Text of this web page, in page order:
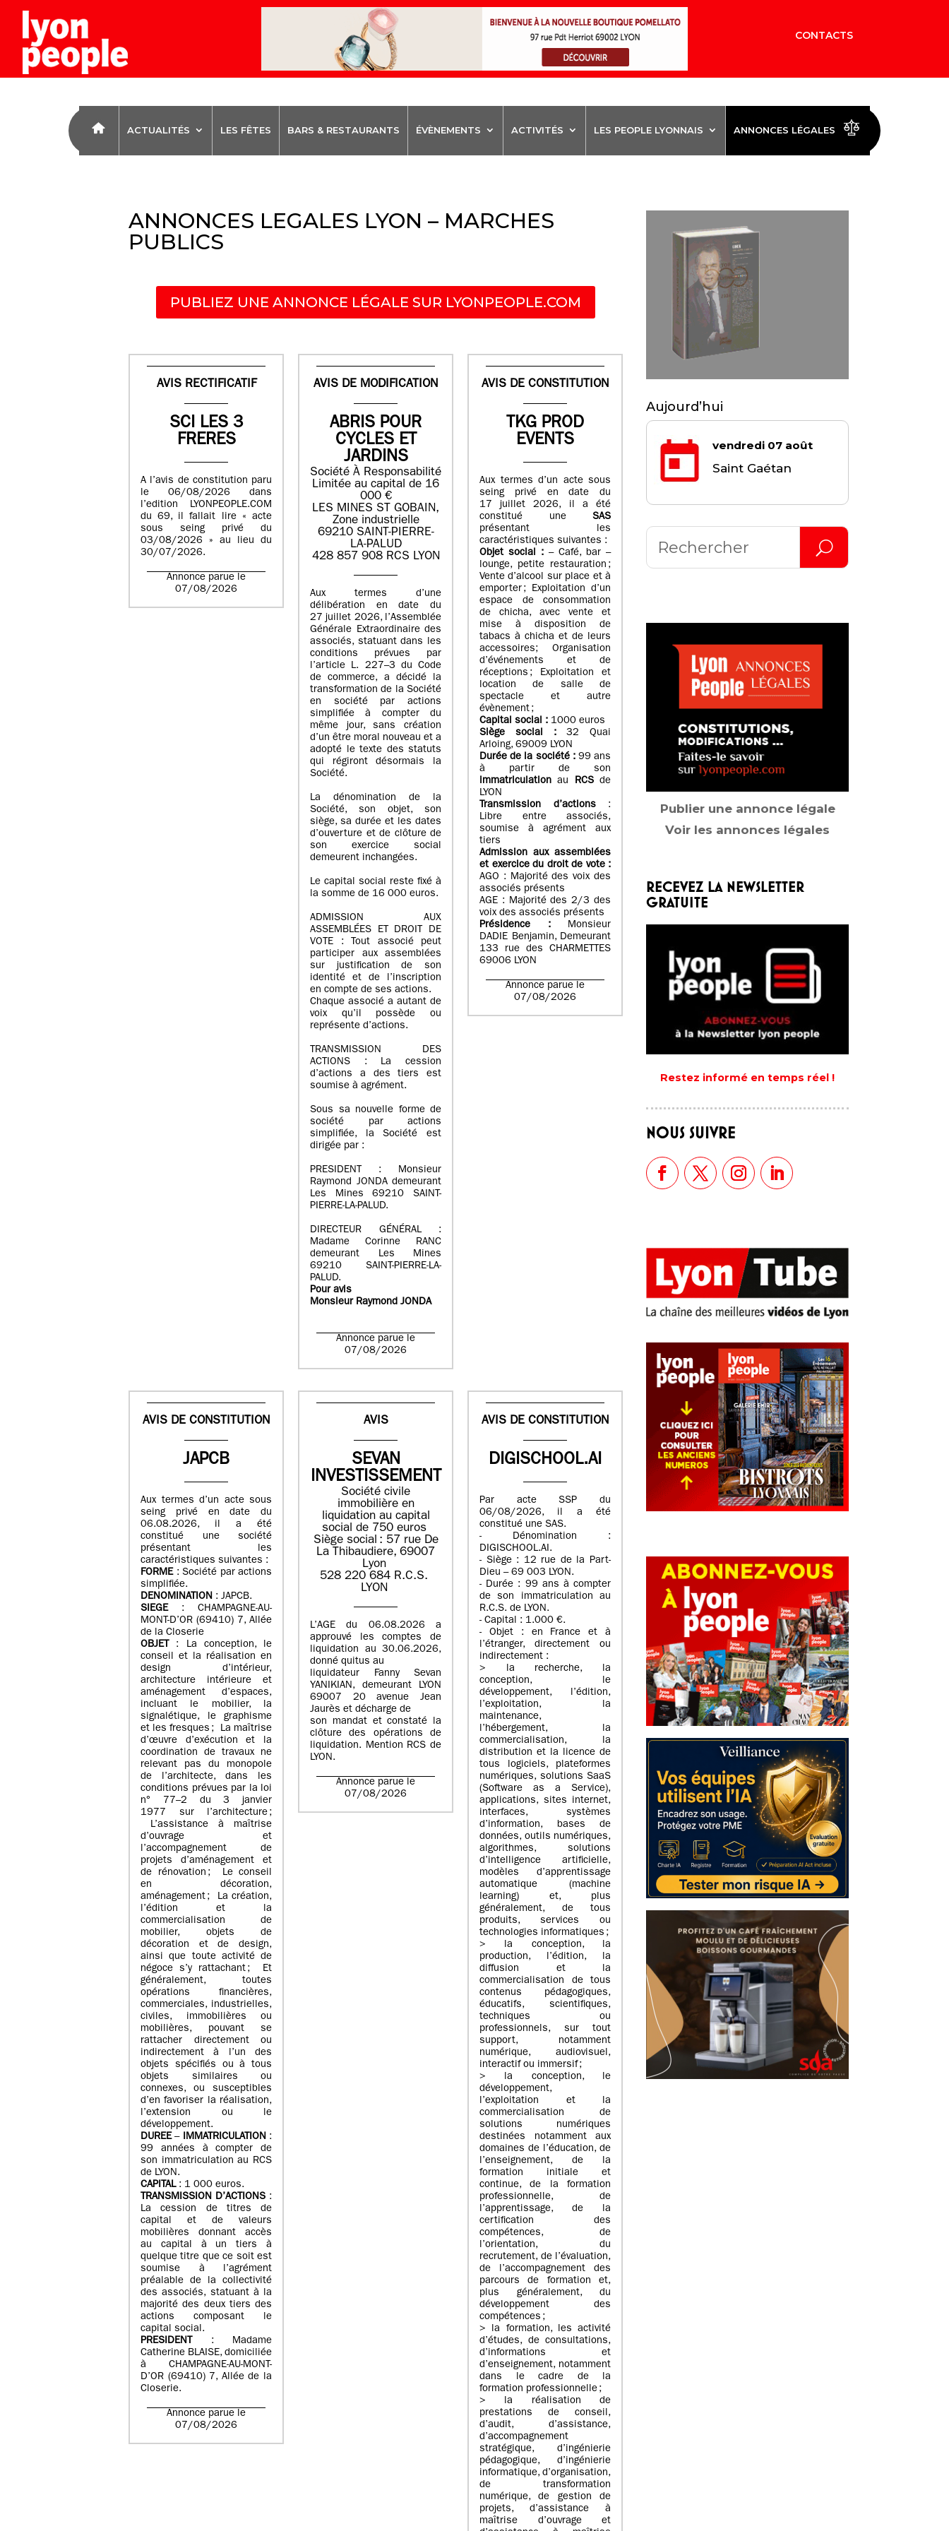
CONTACTS
ACTUALITÉS LES FÊTES BARS & RESTAURANTS ÉVÈNEMENTS ACTIVITÉS LES PEOPLE LYONNAIS ANNONCES LÉGALES
ANNONCES LEGALES LYON – MARCHES
PUBLICS
PUBLIEZ UNE ANNONCE LÉGALE SUR LYONPEOPLE.COM
AVIS RECTIFICATIF
SCI LES 3
FRERES
A l’avis de constitution paru
le 06/08/2026 dans
l’edition LYONPEOPLE.COM
du 69, il fallait lire « acte
sous seing privé du
03/08/2026 » au lieu du
30/07/2026.
Annonce parue le
07/08/2026
AVIS DE MODIFICATION
ABRIS POUR
CYCLES ET
JARDINS
Société À Responsabilité
Limitée au capital de 16
000 €
LES MINES ST GOBAIN,
Zone industrielle
69210 SAINT-PIERRE-
LA-PALUD
428 857 908 RCS LYON
Aux termes d’une
délibération en date du
27 juillet 2026, l’Assemblée
Générale Extraordinaire des
associés, statuant dans les
conditions prévues par
l’article L. 227–3 du Code
de commerce, a décidé la
transformation de la Société
en société par actions
simplifiée à compter du
même jour, sans création
d’un être moral nouveau et a
adopté le texte des statuts
qui régiront désormais la
Société.
La dénomination de la
Société, son objet, son
siège, sa durée et les dates
d’ouverture et de clôture de
son exercice social
demeurent inchangées.
Le capital social reste fixé à
la somme de 16 000 euros.
ADMISSION AUX
ASSEMBLÉES ET DROIT DE
VOTE : Tout associé peut
participer aux assemblées
sur justification de son
identité et de l’inscription
en compte de ses actions.
Chaque associé a autant de
voix qu’il possède ou
représente d’actions.
TRANSMISSION DES
ACTIONS : La cession
d’actions a des tiers est
soumise à agrément.
Sous sa nouvelle forme de
société par actions
simplifiée, la Société est
dirigée par :
PRESIDENT : Monsieur
Raymond JONDA demeurant
Les Mines 69210 SAINT-
PIERRE-LA-PALUD.
DIRECTEUR GÉNÉRAL :
Madame Corinne RANC
demeurant Les Mines
69210 SAINT-PIERRE-LA-
PALUD.
Pour avis
Monsieur Raymond JONDA
Annonce parue le
07/08/2026
AVIS DE CONSTITUTION
TKG PROD
EVENTS
Aux termes d’un acte sous
seing privé en date du
17 juillet 2026, il a été
constitué une SAS
présentant les
caractéristiques suivantes :
Objet social : – Café, bar –
lounge, petite restauration ;
Vente d’alcool sur place et à
emporter ; Exploitation d’un
espace de consommation
de chicha, avec vente et
mise à disposition de
tabacs à chicha et de leurs
accessoires; Organisation
d’événements et de
réceptions ; Exploitation et
location de salle de
spectacle et autre
évènement ;
Capital social : 1000 euros
Siège social :32 Quai
Arloing, 69009 LYON
Durée de la société :99 ans
à partir de son
immatriculation au RCSde
LYON
Transmission d’actions:
Libre entre associés,
soumise à agrément aux
tiers
Admission aux assemblées
et exercice du droit de vote :
AGO : Majorité des voix des
associés présents
AGE : Majorité des 2/3 des
voix des associés présents
Présidence :Monsieur
DADIE Benjamin, Demeurant
133 rue des CHARMETTES
69006 LYON
Annonce parue le
07/08/2026
AVIS DE CONSTITUTION
JAPCB
Aux termes d’un acte sous
seing privé en date du
06.08.2026, il a été
constitué une société
présentant les
caractéristiques suivantes :
FORME: Société par actions
simplifiée.
DENOMINATION : JAPCB.
SIEGE: CHAMPAGNE-AU-
MONT-D’OR (69410) 7, Allée
de la Closerie
OBJET : La conception, le
conseil et la réalisation en
design d’intérieur,
architecture intérieure et
aménagement d’espaces,
incluant le mobilier, la
signalétique, le graphisme
et les fresques ; La maîtrise
d’œuvre d’exécution et la
coordination de travaux ne
relevant pas du monopole
de l’architecte, dans les
conditions prévues par la loi
n° 77–2 du 3 janvier
1977 sur l’architecture ;
L’assistance à maîtrise
d’ouvrage et
l’accompagnement de
projets d’aménagement et
de rénovation ; Le conseil
en décoration,
aménagement ; La création,
l’édition et la
commercialisation de
mobilier, objets de
décoration et de design,
ainsi que toute activité de
négoce s’y rattachant ; Et
généralement, toutes
opérations financières,
commerciales, industrielles,
civiles, immobilières ou
mobilières, pouvant se
rattacher directement ou
indirectement à l’un des
objets spécifiés ou à tous
objets similaires ou
connexes, ou susceptibles
d’en favoriser la réalisation,
l’extension ou le
développement.
DUREE– IMMATRICULATION:
99 années à compter de
son immatriculation au RCS
de LYON.
CAPITAL: 1 000 euros.
TRANSMISSION D’ACTIONS :
La cession de titres de
capital et de valeurs
mobilières donnant accès
au capital à un tiers à
quelque titre que ce soit est
soumise à l’agrément
préalable de la collectivité
des associés, statuant à la
majorité des deux tiers des
actions composant le
capital social.
PRESIDENT : Madame
Catherine BLAISE, domiciliée
à CHAMPAGNE-AU-MONT-
D’OR (69410) 7, Allée de la
Closerie.
Annonce parue le
07/08/2026
AVIS
SEVAN
INVESTISSEMENT
Société civile
immobilière en
liquidation ​au capital
social de 750 euros​
Siège social : ​57 rue De
La Thibaudiere, 69007
Lyon​
​​528 220 684​ R.C.S. ​
LYON​
L’AGE du 06.08.2026 a
approuvé les comptes de
liquidation au 30.06.2026,
donné quitus au
liquidateur Fanny Sevan
YANIKIAN, demeurant LYON
69007 20 avenue Jean
Jaurès et décharge de
son mandat et constaté la
clôture des opérations de
liquidation. Mention RCS de
LYON.
Annonce parue le
07/08/2026
AVIS DE CONSTITUTION
DIGISCHOOL.AI
Par acte SSP du
06/08/2026, il a été
constitué une SAS.
- Dénomination :
DIGISCHOOL.AI.
- Siège : 12 rue de la Part-
Dieu – 69 003 LYON.
- Durée : 99 ans à compter
de son immatriculation au
R.C.S. de LYON.
- Capital : 1.000 €.
- Objet : en France et à
l’étranger, directement ou
indirectement :
> la recherche, la
conception, le
développement, l’édition,
l’exploitation, la
maintenance,
l’hébergement, la
commercialisation, la
distribution et la licence de
tous logiciels, plateformes
numériques, solutions SaaS
(Software as a Service),
applications, sites internet,
interfaces, systèmes
d’information, bases de
données, outils numériques,
algorithmes, solutions
d’intelligence artificielle,
modèles d’apprentissage
automatique (machine
learning) et, plus
généralement, de tous
produits, services ou
technologies informatiques ;
> la conception, la
production, l’édition, la
diffusion et la
commercialisation de tous
contenus pédagogiques,
éducatifs, scientifiques,
techniques ou
professionnels, sur tout
support, notamment
numérique, audiovisuel,
interactif ou immersif ;
> la conception, le
développement,
l’exploitation et la
commercialisation de
solutions numériques
destinées notamment aux
domaines de l’éducation, de
l’enseignement, de la
formation initiale et
continue, de la formation
professionnelle, de
l’apprentissage, de la
certification des
compétences, de
l’orientation, du
recrutement, de l’évaluation,
de l’accompagnement des
parcours de formation et,
plus généralement, du
développement des
compétences ;
> la formation, les activité
d’études, de consultations,
d’informations et
d’enseignement, notamment
dans le cadre de la
formation professionnelle ;
> la réalisation de
prestations de conseil,
d’audit, d’assistance,
d’accompagnement
stratégique, d’ingénierie
pédagogique, d’ingénierie
informatique, d’organisation,
de transformation
numérique, de gestion de
projets, d’assistance à
maîtrise d’ouvrage et
Aujourd’hui
vendredi 07 août
Saint Gaétan
Publier une annonce légale
Voir les annonces légales
RECEVEZ LA NEWSLETTER
GRATUITE
Restez informé en temps réel !
NOUS SUIVRE